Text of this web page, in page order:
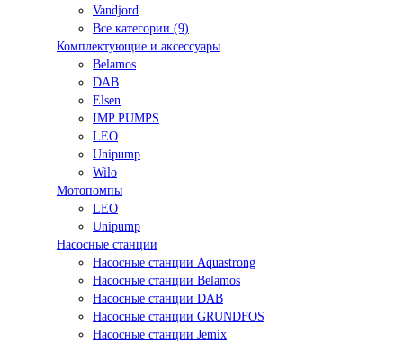
Vandjord
Все категории (9)
Комплектующие и аксессуары
Belamos
DAB
Elsen
IMP PUMPS
LEO
Unipump
Wilo
Мотопомпы
LEO
Unipump
Насосные станции
Насосные станции Aquastrong
Насосные станции Belamos
Насосные станции DAB
Насосные станции GRUNDFOS
Насосные станции Jemix